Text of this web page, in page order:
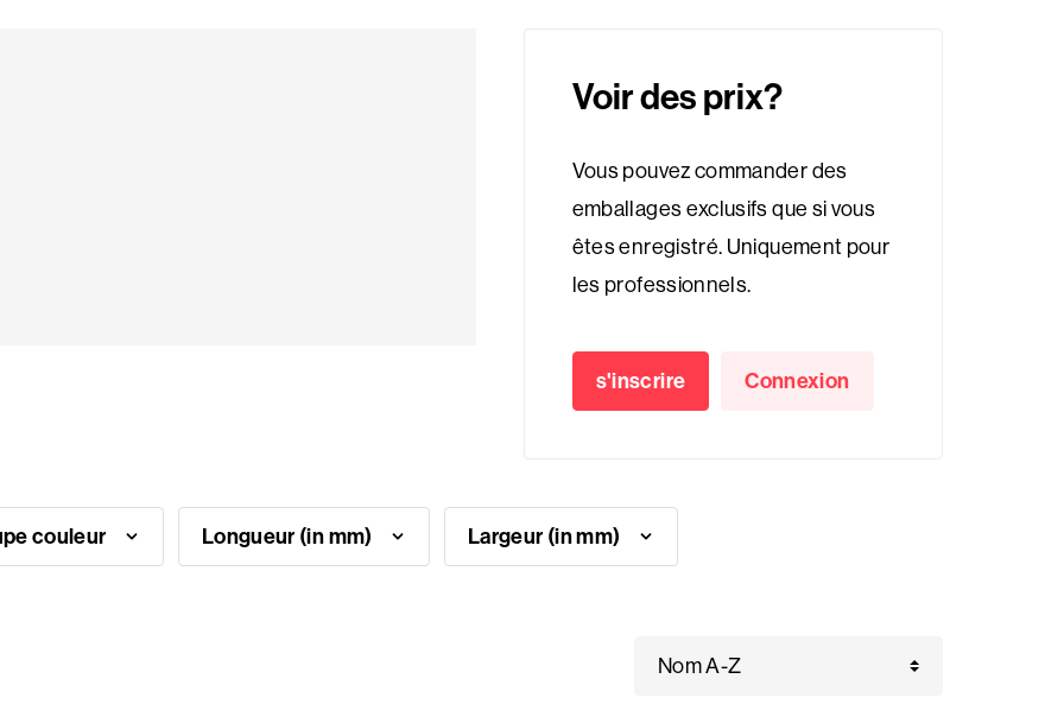
Voir des prix?
Vous pouvez commander des
emballages exclusifs que si vous
êtes enregistré. Uniquement pour
les professionnels.
s'inscrire Connexion
couleur Longueur (in mm) Largeur (in mm)